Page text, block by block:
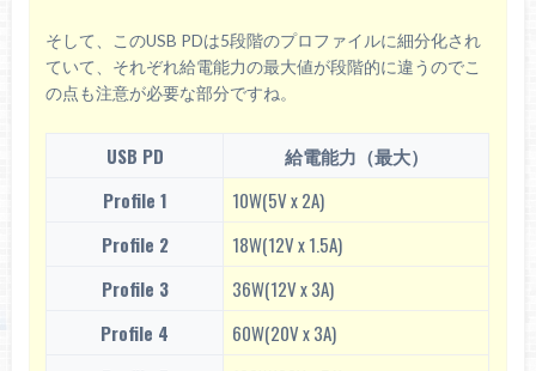
そして、このUSB PDは5段階のプロファイルに細分化され
ていて、それぞれ給電能力の最大値が段階的に違うのでこ
の点も注意が必要な部分ですね。
USB PD
給電能力（最大）
Profile 1
10W(5V x 2A)
Profile 2
18W(12V x 1.5A)
Profile 3
36W(12V x 3A)
Profile 4
60W(20V x 3A)